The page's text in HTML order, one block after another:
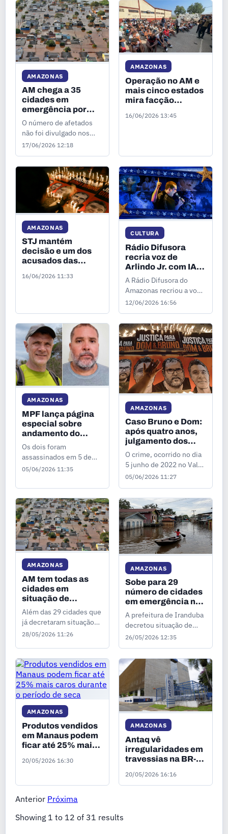
a estiagem para
compensar os custos
causados pela baixa dos
rios.
sendo tratada com o
governo.
AMAZONAS
AM chega a 35
cidades em
emergência por
causa da cheia e
outros fenômenos
naturais
O número de afetados
não foi divulgado nos
decretos.
17/06/2026 12:18
AMAZONAS
Operação no AM e
mais cinco estados
mira facção
atua no tráfico de
16/06/2026 13:45
AMAZONAS
STJ mantém
decisão e um dos
acusados das
Dom não vai a júri
16/06/2026 11:33
CULTURA
Rádio Difusora
recria voz de
Arlindo Jr. com IA e
lança vídeo inédito
neste sábado (13)
A Rádio Difusora do
Amazonas recriou a voz
de Arlindo Júnior com
Artificial e lançará neste
sábado, 13 de junho, o
vídeo inédito com a
toada. A produção será
apresentada pela
primeira vez ao público
às 9h nas redes sociais e
na abertura do programa
No Balanço da Toada,
comandado pelo artista e
radialista parintinense
Abdias, o Cabucão.
Segundo a Diretoria
Executiva da Rádio
Difusora, o projeto
nasceu do respeito à
em oferecer ao
12/06/2026 16:56
AMAZONAS
MPF lança página
especial sobre
andamento do
processo do Caso
Bruno e Dom
Os dois foram
assassinados em 5 de
junho de 2022, no Vale
Segundo o MPF, o portal
busca ampliar a
transparência sobre as
investigações e
processos em
andamento.
05/06/2026 11:35
AMAZONAS
Caso Bruno e Dom:
após quatro anos,
julgamento dos
acusados dos
assassinatos não
foi concluído
O crime, ocorrido no dia
5 junho de 2022 no Vale
do Javari, no Amazonas,
05/06/2026 11:27
AMAZONAS
AM tem todas as
cidades em
situação de
anormalidade por
causa de
fenômenos
climáticos
Além das 29 cidades que
já decretaram situação
de emergência, todos os
atenção ou alerta devido
aos níveis dos rios.
28/05/2026 11:26
AMAZONAS
Sobe para 29
número de cidades
em emergência no
período de cheia no
AM
A prefeitura de Iranduba
decretou situação de
emergência por causa
decreto, publicado nesta
terça-feira (26), tem
validade de 180 dias.
26/05/2026 12:35
AMAZONAS
Produtos vendidos
em Manaus podem
ficar até 25% mais
período de seca
20/05/2026 16:30
AMAZONAS
Antaq vê
irregularidades em
travessias na BR-
três municípios do
AM
20/05/2026 16:16
Anterior Próxima
Showing 1 to 12 of 31 results